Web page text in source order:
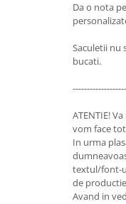
Da o nota
Saculetii nu
bucati.
ATENTIE!
vom face
In urma
textul/font-
de
Avand in